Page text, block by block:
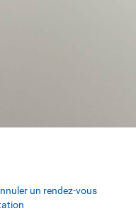
un rendez-vous